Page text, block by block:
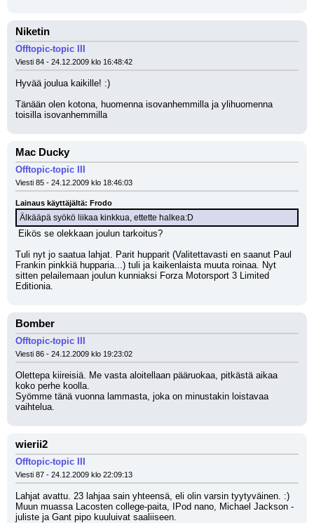
Niketin
Offtopic-topic III
Viesti 84 - 24.12.2009 klo 16:48:42
Hyvää joulua kaikille! :)
Tänään olen kotona, huomenna isovanhemmilla ja ylihuomenna
toisilla isovanhemmilla
Mac Ducky
Offtopic-topic III
Viesti 85 - 24.12.2009 klo 18:46:03
Lainaus käyttäjältä: Frodo
Älkääpä syökö liikaa kinkkua, ettette halkea:D
Eikös se olekkaan joulun tarkoitus?
Tuli nyt jo saatua lahjat. Parit hupparit (Valitettavasti en saanut Paul
Frankin pinkkiä hupparia...) tuli ja kaikenlaista muuta roinaa. Nyt
sitten pelailemaan joulun kunniaksi Forza Motorsport 3 Limited
Editionia.
Bomber
Offtopic-topic III
Viesti 86 - 24.12.2009 klo 19:23:02
Olettepa kiireisiä. Me vasta aloitellaan pääruokaa, pitkästä aikaa
koko perhe koolla.
Syömme tänä vuonna lammasta, joka on minustakin loistavaa
vaihtelua.
wierii2
Offtopic-topic III
Viesti 87 - 24.12.2009 klo 22:09:13
Lahjat avattu. 23 lahjaa sain yhteensä, eli olin varsin tyytyväinen. :)
Muun muassa Lacosten college-paita, IPod nano, Michael Jackson -
juliste ja Gant pipo kuuluivat saaliiseen.